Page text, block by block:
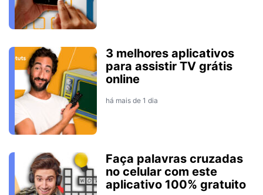
3 melhores aplicativos
para assistir TV grátis
online
há mais de 1 dia
Faça palavras cruzadas
no celular com este
aplicativo 100% gratuito